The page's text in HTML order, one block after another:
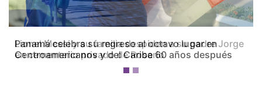
Panamá celebra su regreso al octavo lugar en
Centroamericanos y del Caribe 60 años después